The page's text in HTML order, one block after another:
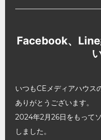
Facebook、
いつもCEメディアハウス
ありがとうございます。
2024年2月26日をもって
しました。